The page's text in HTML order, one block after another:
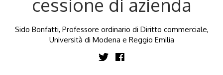
cessione di azienda
Sido Bonfatti, Professore ordinario di Diritto commerciale,
Università di Modena e Reggio Emilia